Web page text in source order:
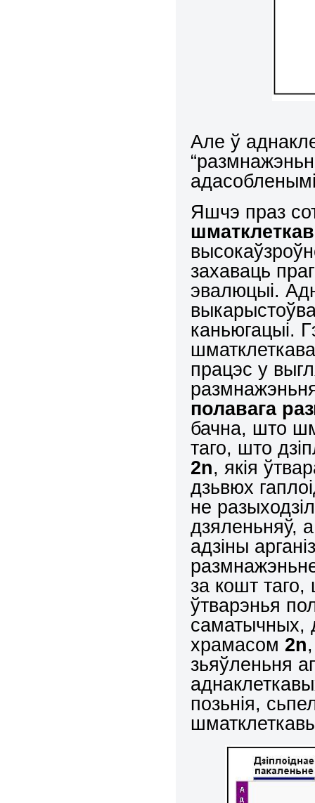
Але ў
Яшчэ праз
захаваць
эвалюцыі.
каньюгацыі.
працэс у
полавага
бачна, што
таго, што
2n, якія
дзьвюх
не
дзяленьняў,
адзіны
за кошт таго,
ўтварэнья
саматычных,
храмасом 2n
зьяўленьня
позьнія,